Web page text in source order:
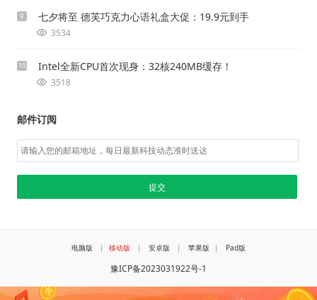
9 七夕将至 德芙巧克力心语礼盒大促：19.9元到手
3534
10 Intel全新CPU首次现身：32核240MB缓存！
3518
邮件订阅
电脑版 | 移动版 | 安卓版 | 苹果版 | Pad版
豫ICP备2023031922号-1